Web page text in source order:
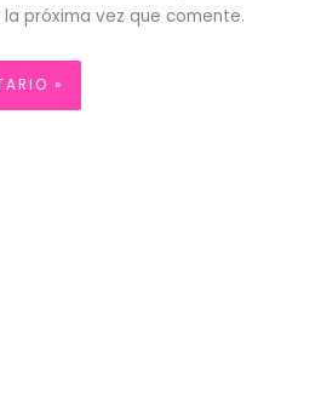
próxima vez que comente.